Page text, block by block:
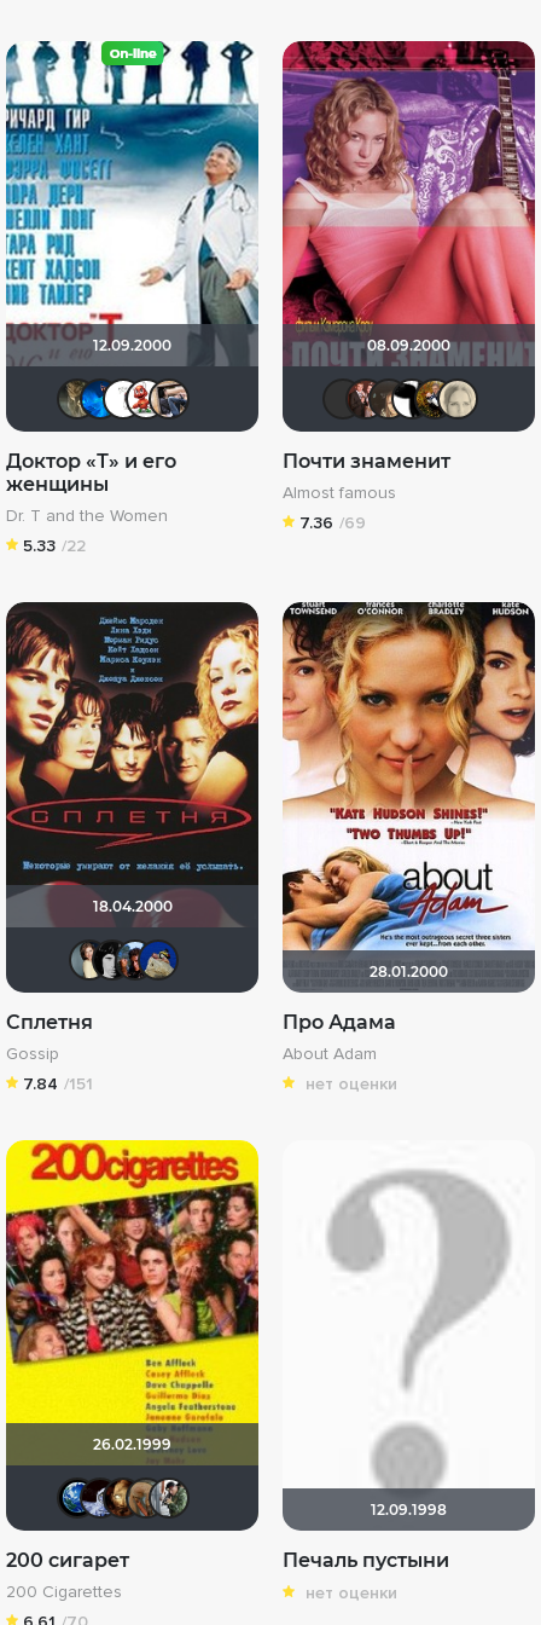
12.09.2000
Shad TkhomKatericha
Доктор «Т» и его
женщины
Dr. T and the Women
5.33 /22
08.09.2000
Blondine
Почти знаменит
Almost famous
7.36 /69
18.04.2000
Anastasia_Podkova
grachik1729
andiuadidak2002
Сплетня
Gossip
7.84 /151
28.01.2000
Про Адама
About Adam
нет оценки
26.02.1999
Птундрикс
☆SpaceMan82☆
Фиафилия
Pleonazm
zlodei79
200 сигарет
200 Cigarettes
12.09.1998
Печаль пустыни
нет оценки